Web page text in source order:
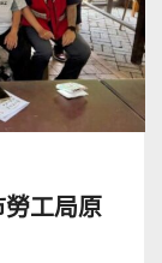
工局原